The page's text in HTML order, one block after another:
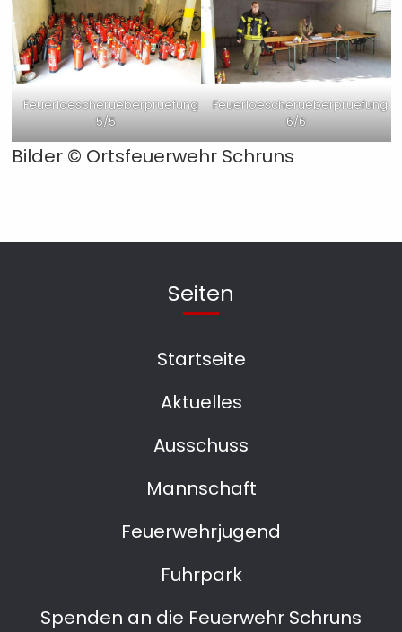
Feuerloescherueberpruefung
5/5
Feuerloescherueberpruefung
6/6
Bilder © Ortsfeuerwehr Schruns
Seiten
Startseite
Aktuelles
Ausschuss
Mannschaft
Feuerwehrjugend
Fuhrpark
Spenden an die Feuerwehr Schruns